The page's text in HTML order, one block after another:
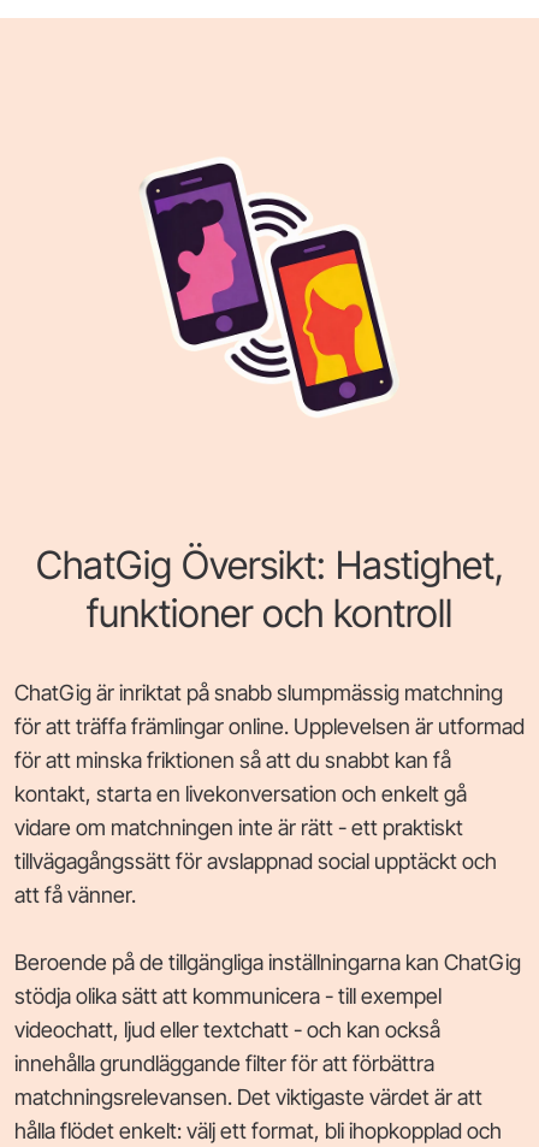
ChatGig Översikt: Hastighet,
funktioner och kontroll
ChatGig är inriktat på snabb slumpmässig matchning
för att träffa främlingar online. Upplevelsen är utformad
för att minska friktionen så att du snabbt kan få
kontakt, starta en livekonversation och enkelt gå
vidare om matchningen inte är rätt - ett praktiskt
tillvägagångssätt för avslappnad social upptäckt och
att få vänner.
Beroende på de tillgängliga inställningarna kan ChatGig
stödja olika sätt att kommunicera - till exempel
videochatt, ljud eller textchatt - och kan också
innehålla grundläggande filter för att förbättra
matchningsrelevansen. Det viktigaste värdet är att
hålla flödet enkelt: välj ett format, bli ihopkopplad och